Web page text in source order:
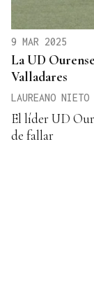
9 MAR 2025
La UD
Valladares
LAUREANO NIETO
El líder UD
de fallar